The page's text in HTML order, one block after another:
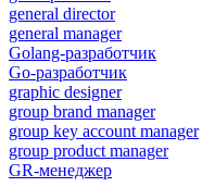
general director
general manager
Golang-разработчик
Go-разработчик
graphic designer
group brand manager
group key account manager
group product manager
GR-менеджер